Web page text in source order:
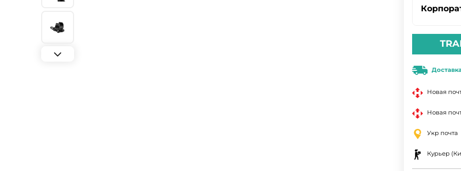
Новая
Новая
Укр почта
Курьер